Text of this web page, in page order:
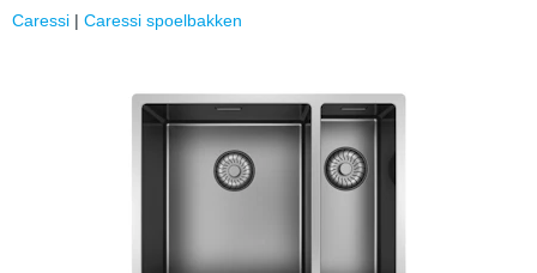
Caressi | Caressi spoelbakken